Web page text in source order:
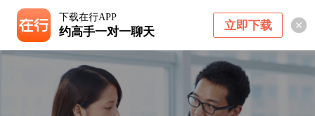
下载在行APP
约高手一对一聊天 立即下载